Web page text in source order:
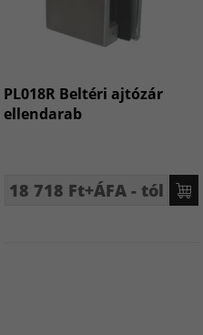
PL018R Beltéri ajtózár
ellendarab
18 718 Ft+ÁFA - tól